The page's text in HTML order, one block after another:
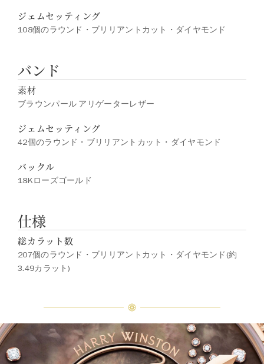
ジェムセッティング
108個のラウンド・ブリリアントカット・ダイヤモンド
バンド
素材
ブラウンパール アリゲーターレザー
ジェムセッティング
42個のラウンド・ブリリアントカット・ダイヤモンド
バックル
18Kローズゴールド
仕様
総カラット数
207個のラウンド・ブリリアントカット・ダイヤモンド(約
3.49カラット)